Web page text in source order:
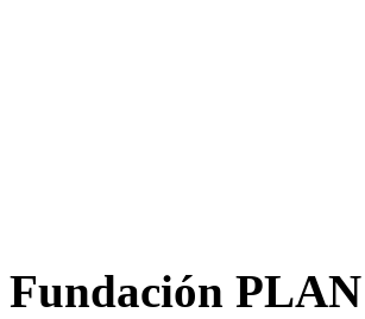
Fundación PLAN